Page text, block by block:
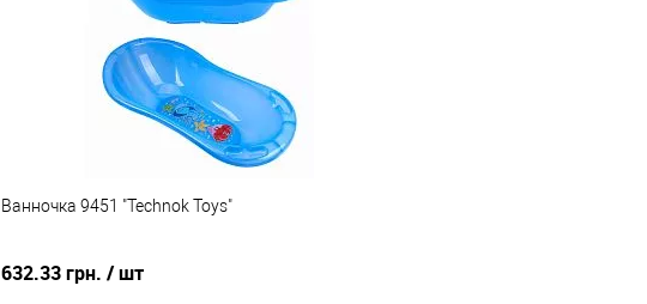
Склад зберігання
Відправка тільки Новою поштою протягом 2-5 днів
кольором або малюнком (див. фото), колір та
Ванночка 9451 "Technok Toys"
632.33 грн. / шт